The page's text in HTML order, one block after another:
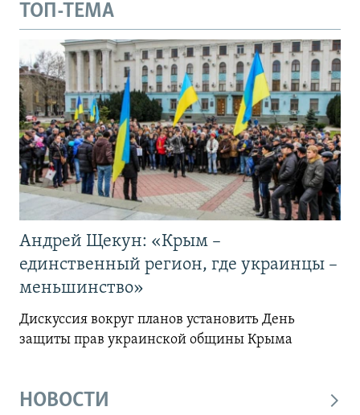
ТОП-ТЕМА
Андрей Щекун: «Крым –
единственный регион, где украинцы –
меньшинство»
Дискуссия вокруг планов установить День
защиты прав украинской общины Крыма
НОВОСТИ